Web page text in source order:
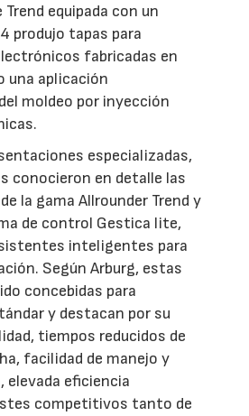
equipada con un
produjo tapas para
fabricadas en
una aplicación
moldeo por inyección
especializadas,
conocieron en detalle las
la gama Allrounder Trend y
de control Gestica lite,
inteligentes para
Según Arburg, estas
concebidas para
y destacan por su
tiempos reducidos de
facilidad de manejo y
eficiencia
competitivos tanto de